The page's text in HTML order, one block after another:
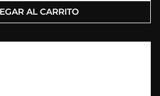
AL CARRITO